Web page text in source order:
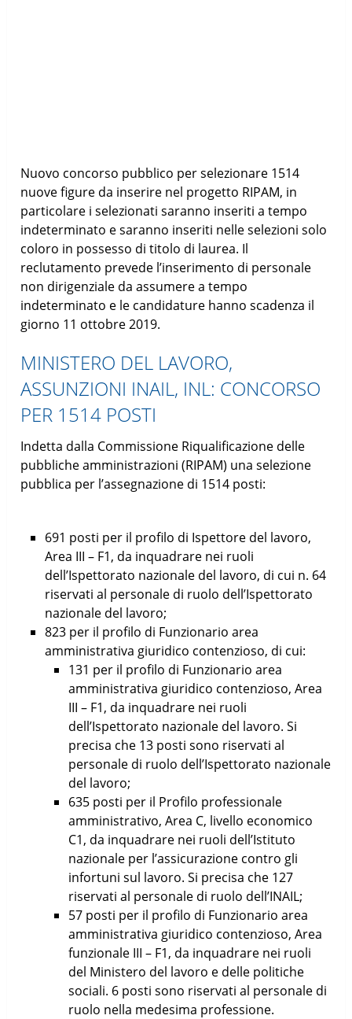
Nuovo concorso pubblico per selezionare 1514
nuove figure da inserire nel progetto RIPAM, in
particolare i selezionati saranno inseriti a tempo
indeterminato e saranno inseriti nelle selezioni solo
coloro in possesso di titolo di laurea. Il
reclutamento prevede l’inserimento di personale
non dirigenziale da assumere a tempo
indeterminato e le candidature hanno scadenza il
giorno 11 ottobre 2019.
MINISTERO DEL LAVORO,
ASSUNZIONI INAIL, INL: CONCORSO
PER 1514 POSTI
Indetta dalla Commissione Riqualificazione delle
pubbliche amministrazioni (RIPAM) una selezione
pubblica per l’assegnazione di 1514 posti:
691 posti per il profilo di Ispettore del lavoro,
Area III – F1, da inquadrare nei ruoli
dell’Ispettorato nazionale del lavoro, di cui n. 64
riservati al personale di ruolo dell’Ispettorato
nazionale del lavoro;
823 per il profilo di Funzionario area
amministrativa giuridico contenzioso, di cui:
131 per il profilo di Funzionario area
amministrativa giuridico contenzioso, Area
III – F1, da inquadrare nei ruoli
dell’Ispettorato nazionale del lavoro. Si
precisa che 13 posti sono riservati al
personale di ruolo dell’Ispettorato nazionale
del lavoro;
635 posti per il Profilo professionale
amministrativo, Area C, livello economico
C1, da inquadrare nei ruoli dell’Istituto
nazionale per l’assicurazione contro gli
infortuni sul lavoro. Si precisa che 127
riservati al personale di ruolo dell’INAIL;
57 posti per il profilo di Funzionario area
amministrativa giuridico contenzioso, Area
funzionale III – F1, da inquadrare nei ruoli
del Ministero del lavoro e delle politiche
sociali. 6 posti sono riservati al personale di
ruolo nella medesima professione.